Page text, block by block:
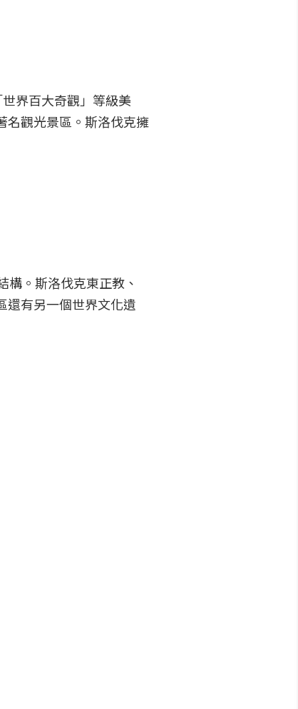
界百大奇觀」等級美
名觀光景區。斯洛伐克擁
。斯洛伐克東正教、
還有另一個世界文化遺